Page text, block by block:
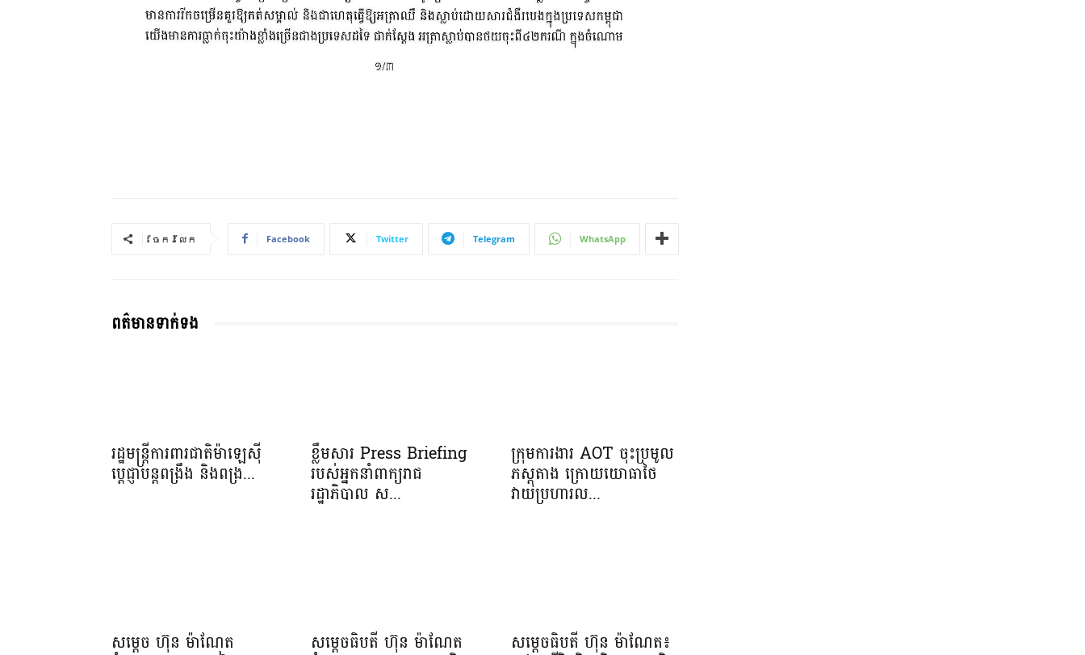
ចែករំលែក Facebook Twitter Telegram WhatsApp
ពត៌មានទាក់ទង
រដ្ឋមន្ត្រីការពារជាតិម៉ាឡេស៊ី
ប្ដេជ្ញាបន្តពង្រឹង និងពង្រ...
ខ្លឹមសារ Press Briefing
របស់អ្នកនាំពាក្យរាជ
រដ្ឋាភិបាល ស...
ក្រុមការងារ AOT ចុះប្រមូល
ភស្តុតាង ក្រោយយោធាថៃ
វាយប្រហារល...
សម្តេច ហ៊ុន ម៉ាណែត សម្តេចធិបតី ហ៊ុន ម៉ាណែត សម្តេចធិបតី ហ៊ុន ម៉ាណែត៖